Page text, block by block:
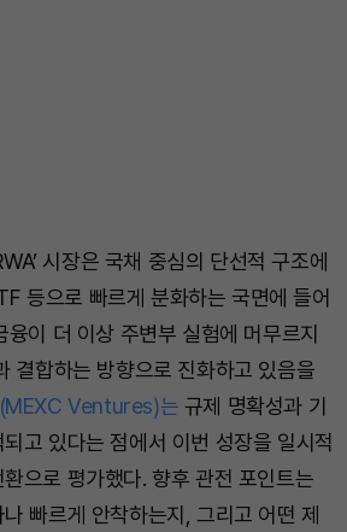
시장은 국채 중심의 단선적 구조에
등으로 빠르게 분화하는 국면에 들어
이 더 이상 주변부 실험에 머무르지
결합하는 방향으로 진화하고 있음을
Ventures)는 규제 명확성과 기
고 있다는 점에서 이번 성장을 일시적
으로 평가했다. 향후 관전 포인트는
빠르게 안착하는지, 그리고 어떤 제